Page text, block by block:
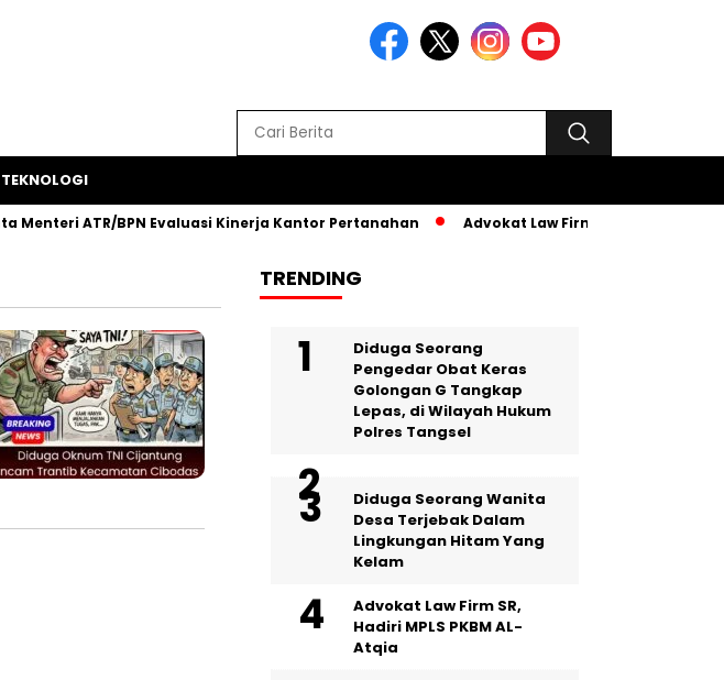
TEKNOLOGI
ATR/BPN Evaluasi Kinerja Kantor Pertanahan Advokat Law Firm SR, Hadiri MPLS
TRENDING
‎Diduga Seorang
Pengedar Obat Keras
Golongan G Tangkap
Lepas, di Wilayah Hukum
Polres Tangsel
‎Diduga Seorang Wanita
Desa Terjebak Dalam
Lingkungan Hitam Yang
Kelam
Advokat Law Firm SR,
Hadiri MPLS PKBM AL-
Atqia